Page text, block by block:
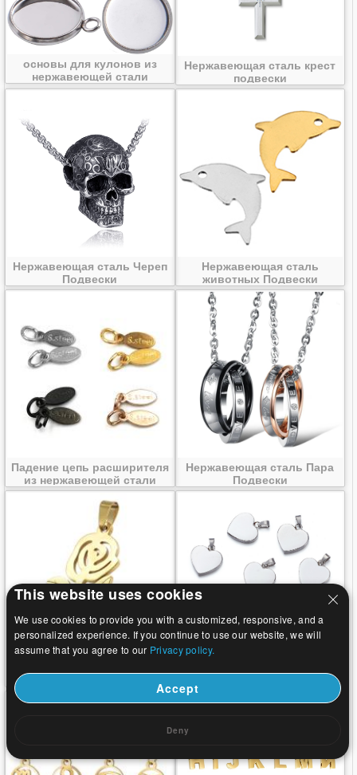
основы для кулонов из
нержавеющей стали
Нержавеющая сталь крест
подвески
Нержавеющая сталь Череп
Подвески
Нержавеющая сталь
животных Подвески
Падение цепь расширителя
из нержавеющей стали
Нержавеющая сталь Пара
Подвески
This website uses cookies
We use cookies to provide you with a customized, responsive, and a
personalized experience. If you continue to use our website, we will
assume that you agree to our Privacy policy.
Accept
Deny